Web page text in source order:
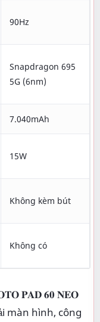
90Hz
Snapdragon 695
5G (6nm)
7.040mAh
15W
Không kèm bút
Không có
𝐏𝐀𝐃 𝟔𝟎 𝐍𝐄𝐎
màn hình, công